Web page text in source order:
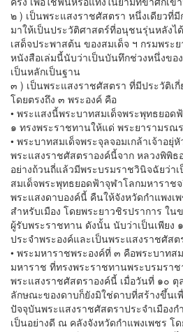
๒ ) เป็นพระแสงราชศัสตรา หนึ่งเดียวที่
มาให้เป็นประวัติศาสตร์ที่อนุชนรุ่นหลังไ
เสด็จประพาสต้น ของสมเด็จ ฯ กรมพระ
หนังสือเล่มนี้นับว่าเป็นบันทึกช่วงหนึ่งขอ
เป็นหลักเป็นฐาน
๓ ) เป็นพระแสงราชศัสตรา ที่มีประวัติเ
โดยตรงถึง ๓ พระองค์ คือ
• พระแสงนี้พระบาทสมเด็จพระพุทธยอ
๑ ทรงพระราชทานให้แด่ พระยารามรณ
• พระบาทสมเด็จพระจุลจอมเกล้าเจ้าอยุ่
พระแสงราชศัสตราองค์นี้จาก หลวงพิพิธ
อย่างถ้วนถี่แล้วมีพระบรมราชวินิจฉัยว่า
สมเด็จพระพุทธยอดฟ้าจุฬาโลกมหาราช
พระแสงดาบองค์นี้ คืนให้จังหวัดกำแพงเ
สำหรับเมือง โดยพระยาวชิรปราการ ใ
ผู้รับพระราชทาน ดังนั้น นับว่าเป็นเพียง
ประจำพระองค์และเป็นพระแสงราชศัสต
• พระมหาราชพระองค์ที่ ๓ คือพระบาทส
มหาราช ที่ทรงพระราชทานพระบรมรา
พระแสงราชศัสตราองค์นี้ เมื่อวันที่ ๑๐
ลักษณะของดาบก็ยังมิใช่ดาบที่สร้างขึ้นเ
ปัจจุบันพระแสงราชศัสตราประจำเมืองก
เป็นอย่างดี ณ คลังจังหวัดกำแพงเพชร